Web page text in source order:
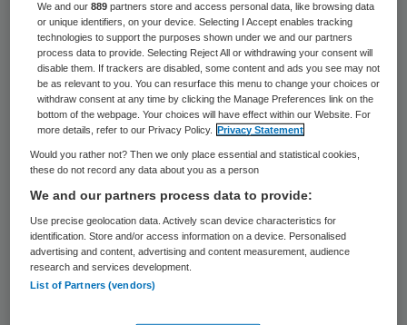
Huisartsenpraktijk Matenpark in Apeldoorn
zet chatbot Praat met de Dokter in om de
assistent te ontlasten. De chatbot is een
product van de Nederlandse huisarts Peter
Dekkers, meldt de NOS.
“Spreekuren staan door de vergrijzing in
Nederland onder druk”, zegthuisarts en
ondernemer Dekkers tegen de NOS. “Er
komt nog een heel grote zorgvraag op ons
We and our889 partners store and access personal data, like browsing data
or unique identifiers, on your device. Selecting I Accept enables tracking
technologies to support the purposes shown under we and our partners
process data to provide. Selecting Reject All or withdrawing your consent will
disable them. If trackers are disabled, some content and ads you see may not
be as relevant to you. You can resurface this menu to change your choices or
withdraw consent at any time by clicking the Manage Preferences link on the
bottom of the webpage. Your choices will have effect within our Website. For
more details, refer to our Privacy Policy.
Privacy Statement
Would you rather not? Then we only place essential and statistical cookies,
these do not record any data about you as a person
We and our partners process data to provide:
Use precise geolocation data. Actively scan device characteristics for
identification. Store and/or access information on a device. Personalised
advertising and content, advertising and content measurement, audience
research and services development.
List of Partners (vendors)